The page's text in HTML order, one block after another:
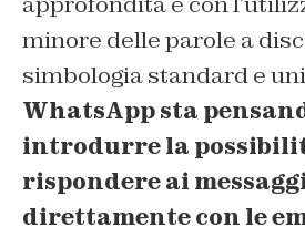
minore delle parole a
simbologia standard e
WhatsApp sta
introdurre la
rispondere ai
direttamente con le